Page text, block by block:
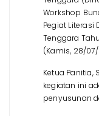
Workshop
Pegiat Literasi
Tenggara
(Kamis, 28/
Ketua Panitia,
kegiatan ini
penyusunan